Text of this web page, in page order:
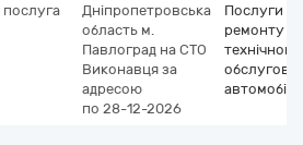
послуга
Дніпропетровська
область м.
Павлоград на СТО
Виконавця за
адресою
по 28-12-2026
Послуги з
ремонту і
технічного